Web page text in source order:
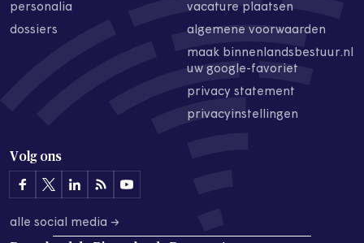
personalia
dossiers
vacature plaatsen
algemene voorwaarden
maak binnenlandsbestuur.nl
uw google-favoriet
privacy statement
privacyinstellingen
Volg ons
alle social media →